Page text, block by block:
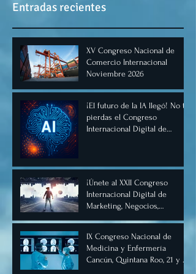
Entradas recientes
XV Congreso Nacional de
Comercio Internacional
Noviembre 2026
¡El futuro de la IA llegó! No te
pierdas el Congreso
Internacional Digital de
¡Únete al XXII Congreso
Internacional Digital de
Marketing, Negocios,
forma virtual!
IX Congreso Nacional de
Medicina y Enfermería
Cancún, Quintana Roo, 21 y 22